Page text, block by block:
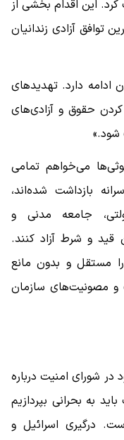
کرد. این اقدام بخشی از
بود و بزرگ‌ترین توافق آزادی زندانیان
دارد. تهدید‌های
حقوق و آزادی‌های
شود.»
می‌خواهم تمامی
بازداشت شده‌اند،
جامعه مدنی و
قید و شرط آزاد کنند.
مستقل و بدون مانع
و مصونیت‌های سازمان
شورای امنیت درباره
به بحرانی بپردازیم
درگیری اسرائیل و